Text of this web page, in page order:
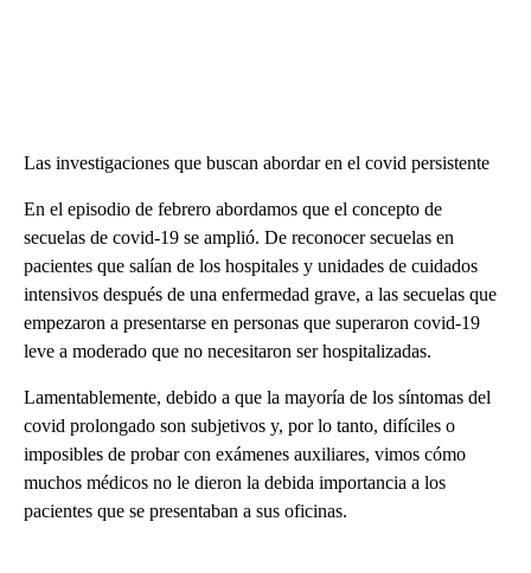
Las investigaciones que buscan abordar en el covid persistente
En el episodio de febrero abordamos que el concepto de
secuelas de covid-19 se amplió. De reconocer secuelas en
pacientes que salían de los hospitales y unidades de cuidados
intensivos después de una enfermedad grave, a las secuelas que
empezaron a presentarse en personas que superaron covid-19
leve a moderado que no necesitaron ser hospitalizadas.
Lamentablemente, debido a que la mayoría de los síntomas del
covid prolongado son subjetivos y, por lo tanto, difíciles o
imposibles de probar con exámenes auxiliares, vimos cómo
muchos médicos no le dieron la debida importancia a los
pacientes que se presentaban a sus oficinas.